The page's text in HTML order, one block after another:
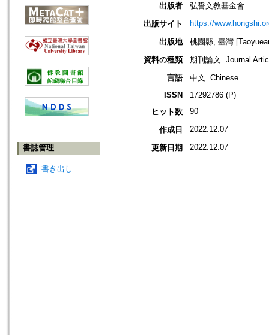
書誌管理
書き出し
出版者
弘誓文教基金會
出版サイト
https://
出版地
桃園縣, 臺灣
資料の種類
期刊論文=Journal
言語
中文=Chinese
ISSN
17292786 (P)
ヒット数
90
作成日 2022.12.07
更新日期 2022.12.07